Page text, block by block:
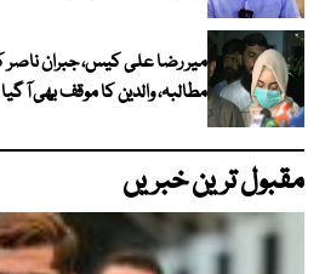
میر رضا علی کیس، جبران ناصر
مطالبہ، والدین کا موقف بھی آ گیا
مقبول ترین خبریں